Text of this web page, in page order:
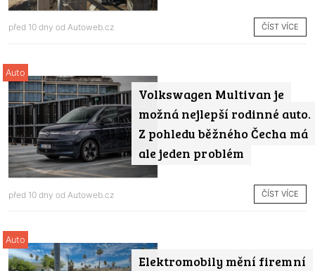
před 10 dny od Autoweb.cz ČÍST VÍCE
Volkswagen Multivan je
možná nejlepší rodinné auto.
Z pohledu běžného Čecha má
ale jeden problém
Auto
před 10 dny od Autoweb.cz ČÍST VÍCE
Elektromobily mění firemní
Auto